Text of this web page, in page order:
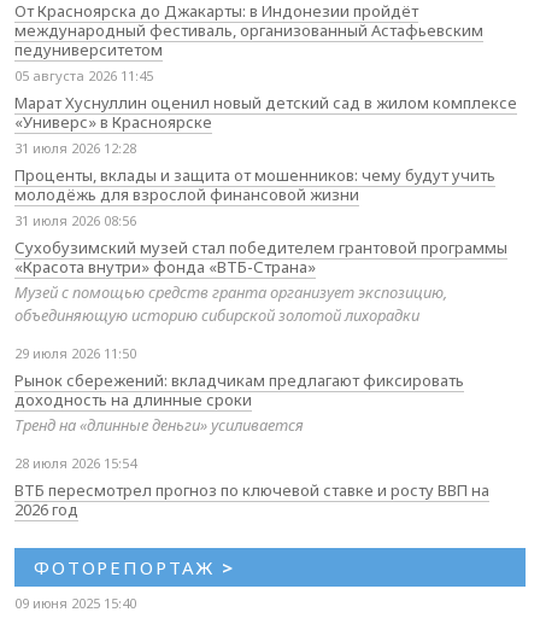
От Красноярска до Джакарты: в Индонезии пройдёт
международный фестиваль, организованный Астафьевским
педуниверситетом
05 августа 2026 11:45
Марат Хуснуллин оценил новый детский сад в жилом комплексе
«Универс» в Красноярске
31 июля 2026 12:28
Проценты, вклады и защита от мошенников: чему будут учить
молодёжь для взрослой финансовой жизни
31 июля 2026 08:56
Сухобузимский музей стал победителем грантовой программы
«Красота внутри» фонда «ВТБ-Страна»
Музей с помощью средств гранта организует экспозицию,
объединяющую историю сибирской золотой лихорадки
29 июля 2026 11:50
Рынок сбережений: вкладчикам предлагают фиксировать
доходность на длинные сроки
Тренд на «длинные деньги» усиливается
28 июля 2026 15:54
ВТБ пересмотрел прогноз по ключевой ставке и росту ВВП на
2026 год
ФОТОРЕПОРТАЖ >
09 июня 2025 15:40